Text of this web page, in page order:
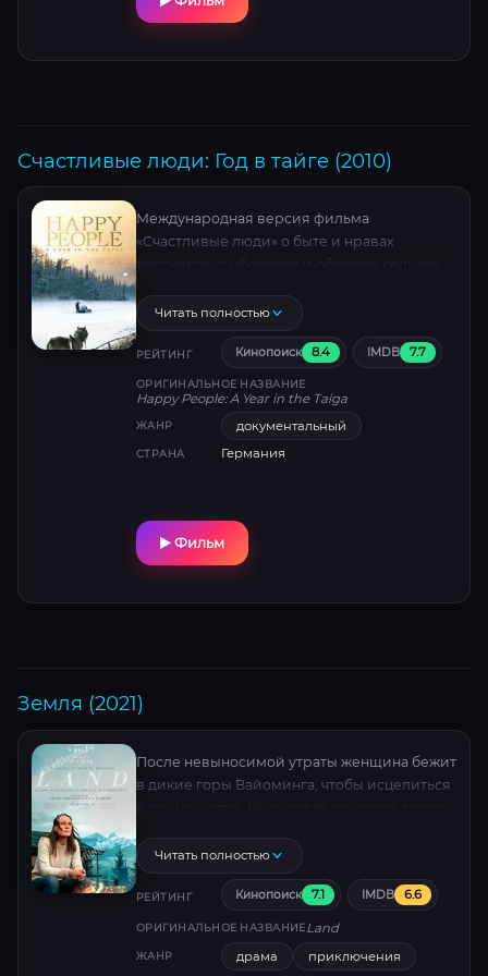
Счастливые люди: Год в тайге (2010)
Международная версия фильма
«Счастливые люди» о быте и нравах
Читать полностью
РЕЙТИНГ Кинопоиск 8.4 IMDB 7.7
ОРИГИНАЛЬНОЕ НАЗВАНИЕ
Happy People: A Year in the Taiga
ЖАНР документальный
СТРАНА Германия
Фильм
Земля (2021)
После невыносимой утраты женщина бежит
в дикие горы Вайоминга, чтобы исцелиться
её пересмотреть всё: можно ли убежать от
боли, не потеряв себя?
Читать полностью
РЕЙТИНГ Кинопоиск 7.1 IMDB 6.6
ОРИГИНАЛЬНОЕ НАЗВАНИЕLand
ЖАНР драма
приключения